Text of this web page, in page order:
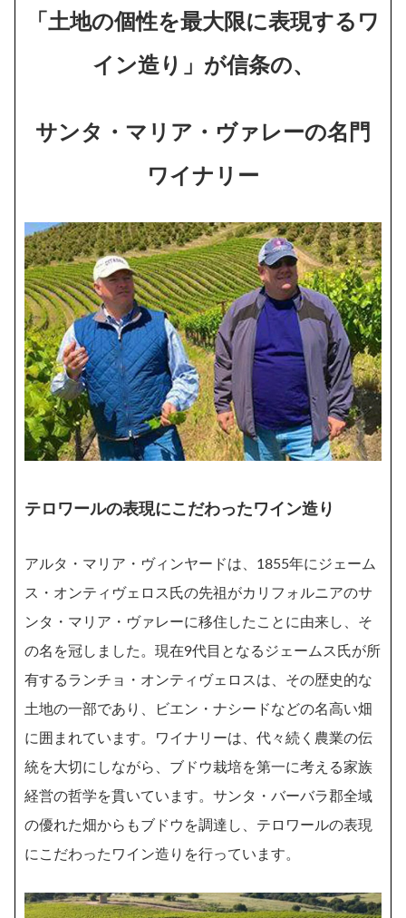
「土地の個性を最大限に表現するワ
イン造り」が信条の、
サンタ・マリア・ヴァレーの名門
ワイナリー
テロワールの表現にこだわったワイン造り
アルタ・マリア・ヴィンヤードは、1855年にジェーム
ス・オンティヴェロス氏の先祖がカリフォルニアのサ
ンタ・マリア・ヴァレーに移住したことに由来し、そ
の名を冠しました。現在9代目となるジェームス氏が所
有するランチョ・オンティヴェロスは、その歴史的な
土地の一部であり、ビエン・ナシードなどの名高い畑
に囲まれています。ワイナリーは、代々続く農業の伝
統を大切にしながら、ブドウ栽培を第一に考える家族
経営の哲学を貫いています。サンタ・バーバラ郡全域
の優れた畑からもブドウを調達し、テロワールの表現
にこだわったワイン造りを行っています。